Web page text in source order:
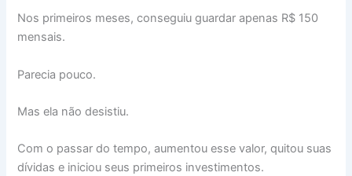
Nos primeiros meses, conseguiu guardar apenas R$ 150
mensais.
Parecia pouco.
Mas ela não desistiu.
Com o passar do tempo, aumentou esse valor, quitou suas
dívidas e iniciou seus primeiros investimentos.